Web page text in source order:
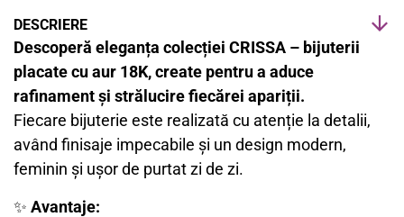
DESCRIERE
Descoperă eleganța colecției CRISSA – bijuterii
placate cu aur 18K, create pentru a aduce
rafinament și strălucire fiecărei apariții.
Fiecare bijuterie este realizată cu atenție la detalii,
având finisaje impecabile și un design modern,
feminin și ușor de purtat zi de zi.
✨ Avantaje: